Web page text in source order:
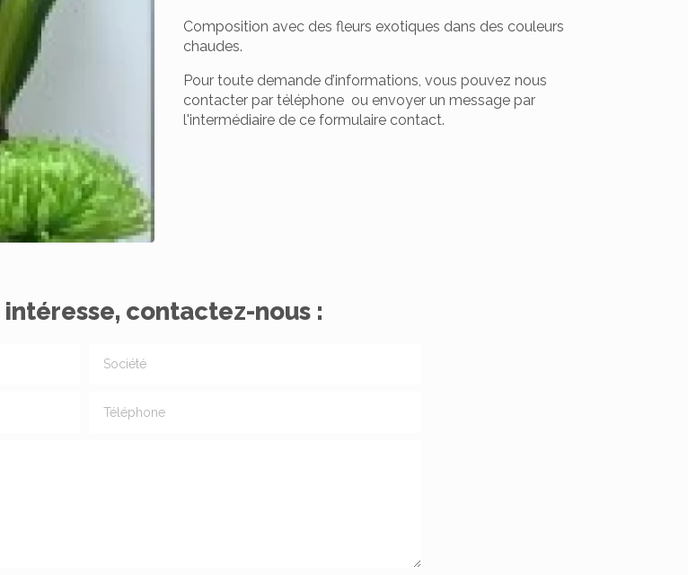
Composition avec des fleurs exotiques dans des couleurs
chaudes.
Pour toute demande d’informations, vous pouvez nous
contacter par téléphone ou envoyer un message par
l'intermédiaire de ce formulaire contact.
contactez-nous :